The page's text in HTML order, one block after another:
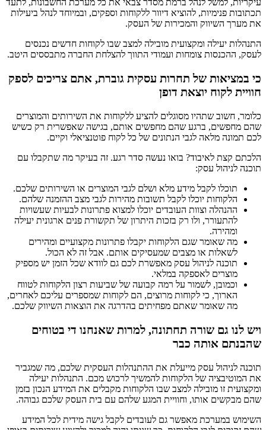
עיקריות, למשל לנהל ברמת מסדר צבאי את כל מערכת החשבונות, לתעד
תכתובות פנימיות, להוציא דיוור ללקוחות וספקים, ובמיוחד לנהל ביעילות
את מערך השיווק והמכירות של העסק.
התנהלות יעילה ומקצועית מובילה למצב שבו לקוחות חדשים נכנסים
לעסק, ההכנסות צומחות ועמודי התווך להצלחת החברה מתבססים היטב.
כי במציאות של תחרות עסקית גוברת, אתם צריכים לספק
חוויית לקוח יוצאת דופן
כלומר, חשוב שתהיו מסוגלים להציע ללקוחות את השירותים והמוצרים
שהם מחפשים, ברגע שהם מחפשים אותם, בגישה שאפשרית רק כשיש
לכם תמונה מלאה לגבי הנתונים של כל לקוח פוטנציאלי וקיים.
הלכתם קצת לאיבוד? בואו נעשה סדר רגע. זה בעיקר מה שתקבלו עם
תוכנה לניהול עסק:
תוכלו לקבל מידע מלא ושלם לגבי המוצרים או השירותים שלכם.
הלקוחות יוכלו לקבל תשובות מהירות לגבי מצב ההזמנה שלהם.
ההנהלה וצוות העובדים יוכלו למצוא פתרונות לבעיות שעשויות
להתעורר, ולו רק בזכות היתרון של תקשורת פנים ארגונית יעילה
ומהירה.
מה שאומר שגם הלקוחות יקבלו פתרונות מקצועיים ומהירים
לשאלות או מצבים שמעסיקים אותם. אבל זה לא הכול.
תוכנה לניהול עסק מאפשרת לכם גם לוודא שכל הזמן יש מספיק
מוצרים לאספקה במלאי.
וכמובן, לשמור על רמה קבועה של שביעות רצון הלקוחות לטווח
הארוך, כי לקוחות מרוצים, הם לקוחות שמספרים עליכם לאחרים,
מה שאומר שאתם מפחיתים בהדרגה את הוצאות השיווק שלכם.
ויש לנו גם שורה תחתונה, למרות שאנחנו די בטוחים
שהבנתם אותה כבר
תוכנה לניהול עסק מייעלת את ההתנהלות העסקית שלכם, מה שמגביר
את המוטיבציה של הלקוחות להמשיך לרכוש מכם. התנהלות יעילה
ומקצועית זו מובילה למצב שבו הלקוחות מקבלים את המידע הנכון בזמן
שהם מבקשים אותו, וחוויית המגע שלהם עם בית העסק שלכם גבוהה.
השימוש במערכת מאפשר גם לעובדים לקבל גישה מידית לכל המידע